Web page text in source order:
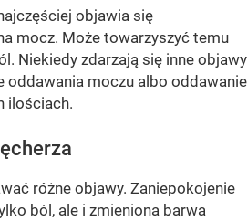
objawia się
mocz. Może towarzyszyć temu
Niekiedy zdarzają się inne objawy
oddawania moczu albo oddawanie
ilościach.
różne objawy. Zaniepokojenie
ból, ale i zmieniona barwa